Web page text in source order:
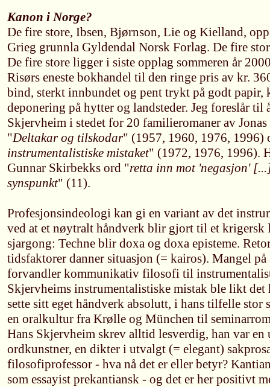
Kanon i Norge?
De fire store, Ibsen, Bjørnson, Lie og Kielland,
Grieg grunnla Gyldendal Norsk Forlag. De fire
De fire store ligger i siste opplag sommeren år
Risørs eneste bokhandel til den ringe pris av kr.
bind, sterkt innbundet og pent trykt på godt
deponering på hytter og landsteder. Jeg foreslår til
Skjervheim i stedet for 20 familieromaner av
"Deltakar og tilskodar" (1957, 1960, 1976, 1996)
instrumentalistiske mistaket" (1972, 1976, 1996).
Gunnar Skirbekks ord "retta inn mot 'negasjon'
synspunkt" (11).
Profesjonsindeologi kan gi en variant av det
ved at et nøytralt håndverk blir gjort til et
sjargong: Techne blir doxa og doxa episteme.
tidsfaktorer danner situasjon (= kairos). Mangel på
forvandler kommunikativ filosofi til
Skjervheims instrumentalistiske mistak ble likt det
sette sitt eget håndverk absolutt, i hans tilfelle stor
en oralkultur fra Krølle og München til
Hans Skjervheim skrev alltid lesverdig, han var
ordkunstner, en dikter i utvalgt (= elegant)
filosofiprofessor - hva nå det er eller betyr?
som essayist prekantiansk - og det er her positivt